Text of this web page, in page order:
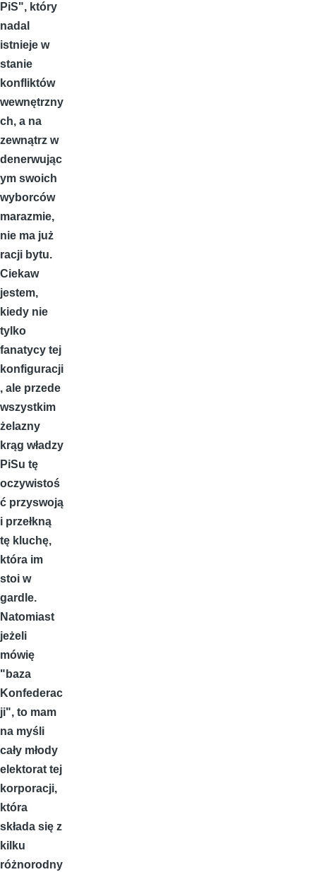
PiS", który
nadal
istnieje w
stanie
konfliktów
wewnętrzny
ch, a na
zewnątrz w
denerwując
ym swoich
wyborców
marazmie,
nie ma już
racji bytu.
Ciekaw
jestem,
kiedy nie
tylko
fanatycy tej
konfiguracji
, ale przede
wszystkim
żelazny
krąg władzy
PiSu tę
oczywistoś
ć przyswoją
i przełkną
tę kluchę,
która im
stoi w
gardle.
Natomiast
jeżeli
mówię
"baza
Konfederac
ji", to mam
na myśli
cały młody
elektorat tej
korporacji,
która
składa się z
kilku
różnorodny